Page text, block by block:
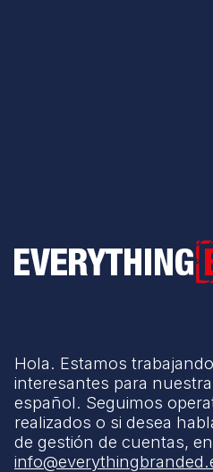
Everything
Hola. Estamos
interesantes para
español. Seguimos
realizados o si desea
de gestión de cuentas,